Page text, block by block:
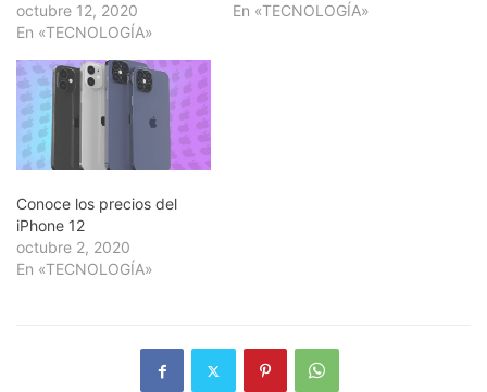
octubre 12, 2020
En «TECNOLOGÍA»
En «TECNOLOGÍA»
Conoce los precios del
iPhone 12
octubre 2, 2020
En «TECNOLOGÍA»